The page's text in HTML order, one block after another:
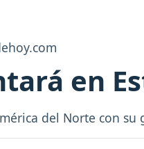
en
del Norte con